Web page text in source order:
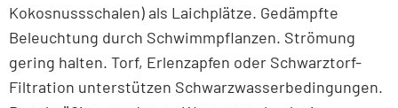
Kokosnussschalen) als Laichplätze. Gedämpfte
Beleuchtung durch Schwimmpflanzen. Strömung
gering halten. Torf, Erlenzapfen oder Schwarztorf-
Filtration unterstützen Schwarzwasserbedingungen.